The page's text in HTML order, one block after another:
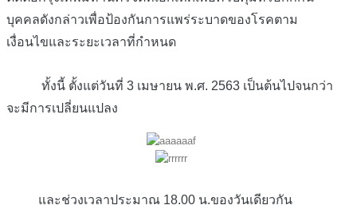
บุคคลดังกล่าวเพื่อป้องกันการแพร่ระบาดของโรคตาม
เงื่อนไขและระยะเวลาที่กำหนด
ทั้งนี้ ตั้งแต่วันที่ 3 เมษายน พ.ศ. 2563 เป็นต้นไปจนกว่า
จะมีการเปลี่ยนแปลง
และช่วงเวลาประมาณ 18.00 น.ของวันเดียวกัน